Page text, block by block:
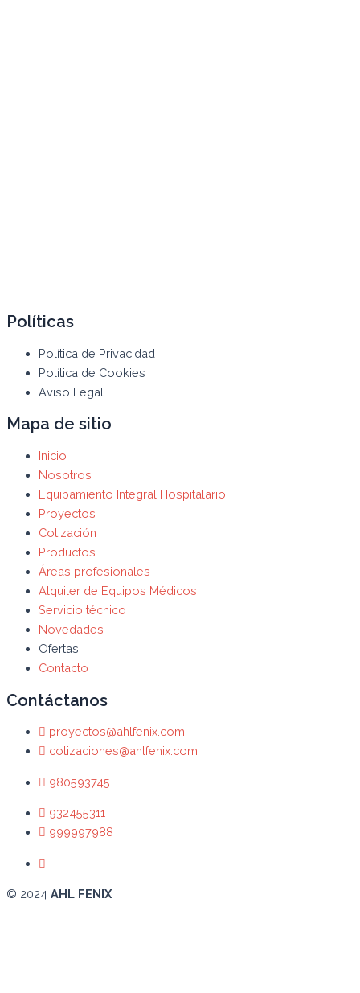
Políticas
Política de Privacidad
Política de Cookies
Aviso Legal
Mapa de sitio
Inicio
Nosotros
Equipamiento Integral Hospitalario
Proyectos
Cotización
Productos
Áreas profesionales
Alquiler de Equipos Médicos
Servicio técnico
Novedades
Ofertas
Contacto
Contáctanos
proyectos@ahlfenix.com
cotizaciones@ahlfenix.com
980593745
932455311
999997988
© 2024 AHL FENIX